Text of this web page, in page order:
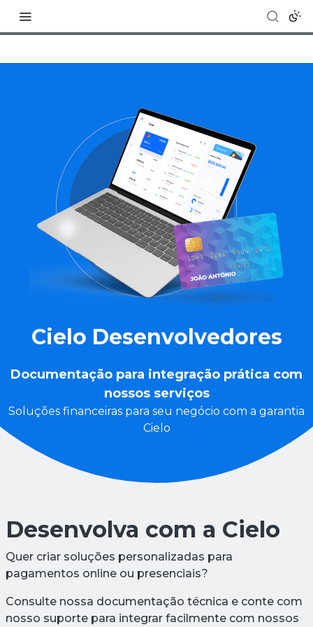
Cielo Desenvolvedores
Documentação para integração prática com
nossos serviços
Soluções financeiras para seu negócio com a garantia
Cielo
Desenvolva com a Cielo
Quer criar soluções personalizadas para
pagamentos online ou presenciais?
Consulte nossa documentação técnica e conte com
nosso suporte para integrar facilmente com nossos